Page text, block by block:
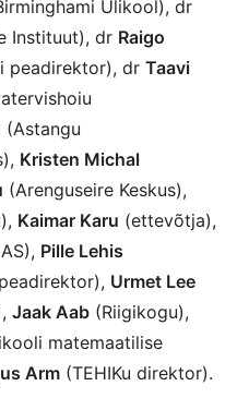
Ülikool), dr
Instituut), dr Raigo
peadirektor), dr Taavi
(Astangu
Kristen Michal
(Arenguseire Keskus),
Kaimar Karu (ettevõtja),
Pille Lehis
Urmet Lee
Jaak Aab (Riigikogu),
matemaatilise
Arm (TEHIKu direktor).